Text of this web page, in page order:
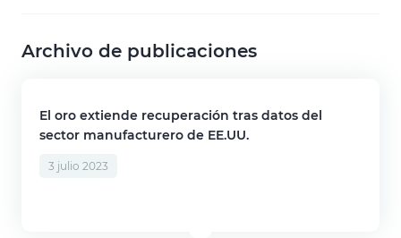
Archivo de publicaciones
El oro extiende recuperación tras datos del
sector manufacturero de EE.UU.
3 julio 2023